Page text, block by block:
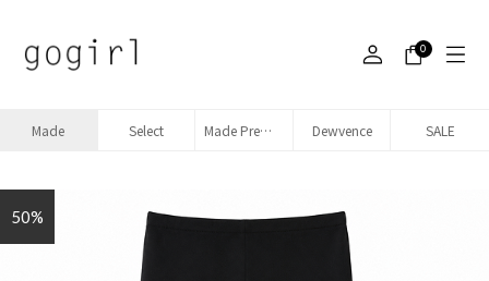
0
Made Select Made Premium denim Dewvence SALE
50%